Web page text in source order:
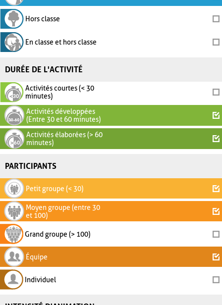
Hors classe
En classe et hors classe
DURÉE DE L'ACTIVITÉ
Activités courtes (< 30
minutes)
Activités développées
(Entre 30 et 60 minutes)
Activités élaborées (> 60
minutes)
PARTICIPANTS
Petit groupe (< 30)
Moyen groupe (entre 30
et 100)
Grand groupe (> 100)
Équipe
Individuel